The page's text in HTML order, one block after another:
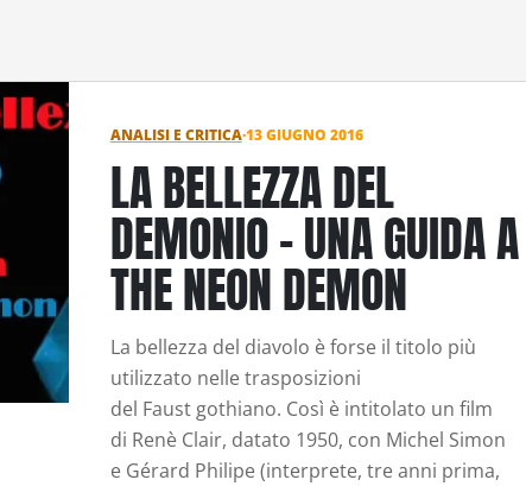
ANALISI E CRITICA·13 GIUGNO 2016
LA BELLEZZA DEL
DEMONIO – UNA GUIDA A
THE NEON DEMON
La bellezza del diavolo è forse il titolo più
utilizzato nelle trasposizioni
del Faust gothiano. Così è intitolato un film
di Renè Clair, datato 1950, con Michel Simon
e Gérard Philipe (interprete, tre anni prima,